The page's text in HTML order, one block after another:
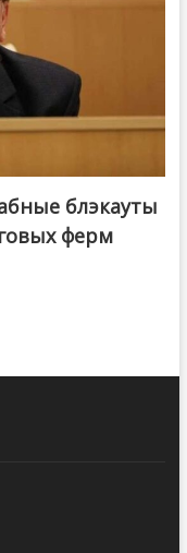
блэкауты
ферм